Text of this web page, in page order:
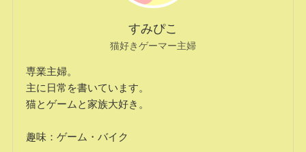
すみぴこ
猫好きゲーマー主婦
専業主婦。
主に日常を書いています。
猫とゲームと家族大好き。
趣味：ゲーム・バイク